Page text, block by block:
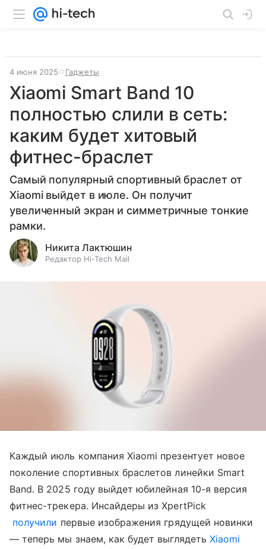
4 июня 2025 Гаджеты
Xiaomi Smart Band 10
полностью слили в сеть:
каким будет хитовый
фитнес-браслет
Самый популярный спортивный браслет от
Xiaomi выйдет в июле. Он получит
увеличенный экран и симметричные тонкие
рамки.
Никита Лактюшин
Редактор Hi-Tech Mail
Каждый июль компания Xiaomi презентует новое
поколение спортивных браслетов линейки Smart
Band. В 2025 году выйдет юбилейная 10-я версия
фитнес-трекера. Инсайдеры из XpertPick
получили первые изображения грядущей новинки
— теперь мы знаем, как будет выглядеть Xiaomi